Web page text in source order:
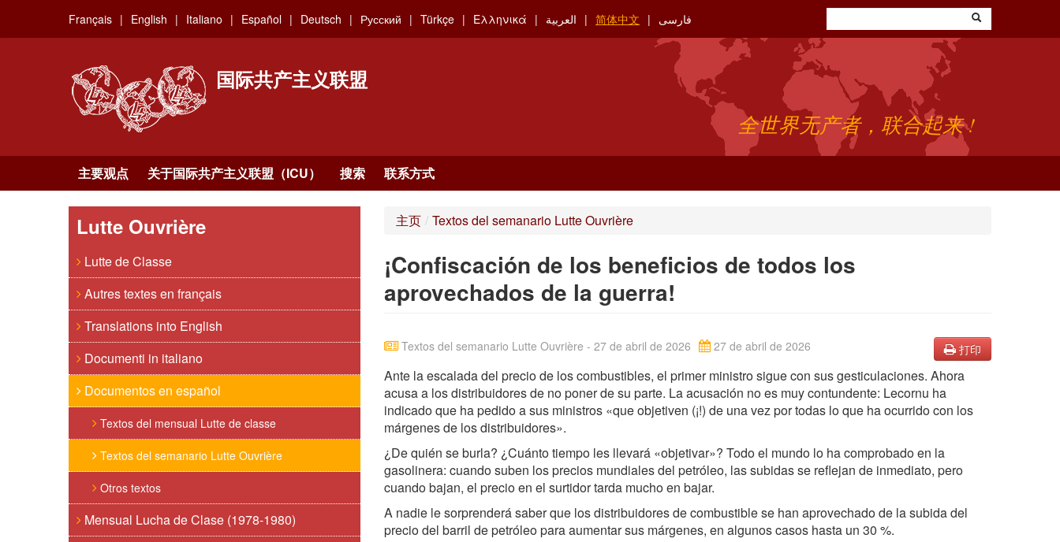
main
Français English Italiano Español Deutsch Русский Türkçe Ελληνικά العربية 简体中文 فارسی
国际共产主义联盟
全世界无产者，联合起来 !
主要观点 关于国际共产主义联盟（ICU） 搜索 联系方式
Lutte Ouvrière
Lutte de Classe
Autres textes en français
Translations into English
Documenti in italiano
Documentos en español
Textos del mensual Lutte de classe
Textos del semanario Lutte Ouvrière
Otros textos
Mensual Lucha de Clase (1978-1980)
主页 / Textos del semanario Lutte Ouvrière
¡Confiscación de los beneficios de todos los
aprovechados de la guerra!
打印
Textos del semanario Lutte Ouvrière - 27 de abril de 2026 27 de abril de 2026
Ante la escalada del precio de los combustibles, el primer ministro sigue con sus gesticulaciones. Ahora
acusa a los distribuidores de no poner de su parte. La acusación no es muy contundente: Lecornu ha
indicado que ha pedido a sus ministros «que objetiven (¡!) de una vez por todas lo que ha ocurrido con los
márgenes de los distribuidores».
¿De quién se burla? ¿Cuánto tiempo les llevará «objetivar»? Todo el mundo lo ha comprobado en la
gasolinera: cuando suben los precios mundiales del petróleo, las subidas se reflejan de inmediato, pero
cuando bajan, el precio en el surtidor tarda mucho en bajar.
A nadie le sorprenderá saber que los distribuidores de combustible se han aprovechado de la subida del
precio del barril de petróleo para aumentar sus márgenes, en algunos casos hasta un 30 %.